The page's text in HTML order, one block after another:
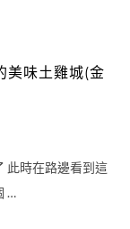
美味土雞城(金
此時在路邊看到這
…